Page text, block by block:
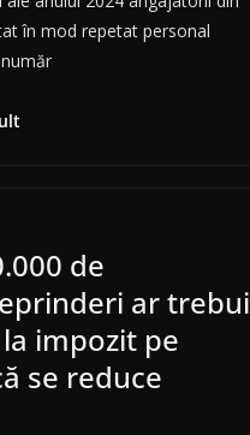
în mod repetat personal
de
ar trebui
impozit pe
se reduce